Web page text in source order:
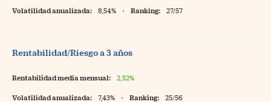
Volatilidad anualizada: 8,54% - Ranking: 27/57
Rentabilidad/Riesgo a 3 años
Rentabilidad media mensual: 2,52%
Volatilidad anualizada: 7,43% - Ranking: 25/56